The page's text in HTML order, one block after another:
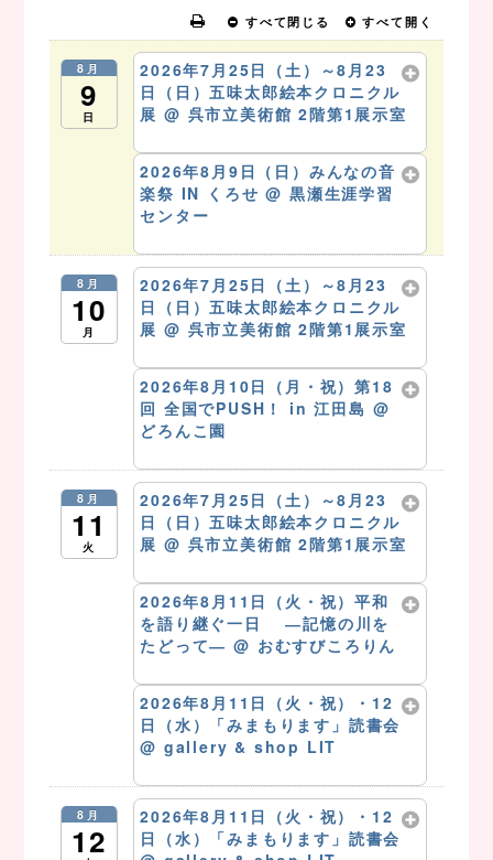
すべて閉じる すべて開く
8月
9
日
2026年7月25日（土）～8月23
日（日）五味太郎絵本クロニクル
展 @ 呉市立美術館 2階第1展示室
2026年8月9日（日）みんなの音
楽祭 IN くろせ@ 黒瀬生涯学習
センター
8月
10
月
2026年7月25日（土）～8月23
日（日）五味太郎絵本クロニクル
展 @ 呉市立美術館 2階第1展示室
2026年8月10日（月・祝）第18
回 全国でPUSH！ in 江田島 @
どろんこ園
8月
11
火
2026年7月25日（土）～8月23
日（日）五味太郎絵本クロニクル
展 @ 呉市立美術館 2階第1展示室
2026年8月11日（火・祝）平和
を語り継ぐ一日 ―記憶の川を
たどって―@ おむすびころりん
2026年8月11日（火・祝）・12
日（水）「みまもります」読書会
@ gallery & shop LIT
8月
12
2026年8月11日（火・祝）・12
日（水）「みまもります」読書会